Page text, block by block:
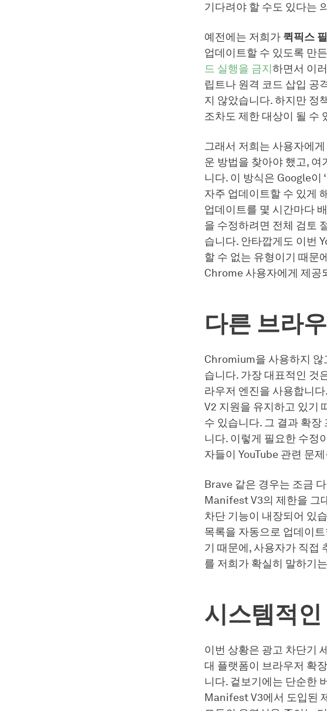
기다려야 할 수도 있다는
예전에는 저희가 퀵픽스
업데이트할 수 있도록 만
드 실행을 금지하면서 이
립트나 원격 코드 삽입 공
지 않았습니다. 하지만 정
조차도 제한 대상이 될 수
그래서 저희는 사용자에
운 방법을 찾아야 했고,
니다. 이 방식은 Google이
자주 업데이트할 수 있게
업데이트를 몇 시간마다
을 수정하려면 전체 검토
습니다. 안타깝게도 이번
할 수 없는 유형이기 때문
Chrome 사용자에게 제공
다른 브라
Chromium을 사용하지
습니다. 가장 대표적인 것
라우저 엔진을 사용합니
V2 지원을 유지하고 있기
수 있습니다. 그 결과 확
니다. 이렇게 필요한 수정
자들이 YouTube 관련 문
Brave 같은 경우는 조금
Manifest V3의 제한을 그
차단 기능이 내장되어 있
목록을 자동으로 업데이
기 때문에, 사용자가 직접
를 저희가 확실히 말하기
시스템적인
이번 상황은 광고 차단기
대 플랫폼이 브라우저 확
니다. 겉보기에는 단순한
Manifest V3에서 도입된